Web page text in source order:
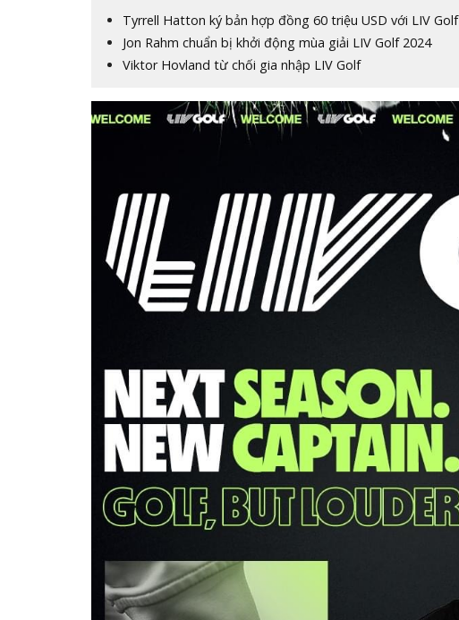
Tyrrell Hatton ký bản hợp đồng 60 triệu USD với LIV Golf
Jon Rahm chuẩn bị khởi động mùa giải LIV Golf 2024
Viktor Hovland từ chối gia nhập LIV Golf